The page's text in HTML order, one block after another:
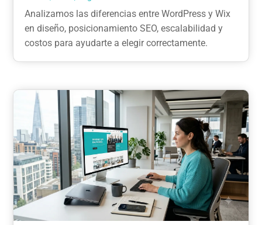
Analizamos las diferencias entre WordPress y Wix
en diseño, posicionamiento SEO, escalabilidad y
costos para ayudarte a elegir correctamente.